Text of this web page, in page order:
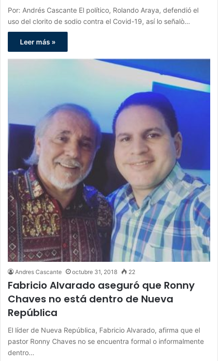
Por: Andrés Cascante El político, Rolando Araya, defendió el
uso del clorito de sodio contra el Covid-19, así lo señalò…
Leer más »
Andres Cascante octubre 31, 2018 22
Fabricio Alvarado aseguró que Ronny
Chaves no está dentro de Nueva
República
El líder de Nueva República, Fabricio Alvarado, afirma que el
pastor Ronny Chaves no se encuentra formal o informalmente
dentro…